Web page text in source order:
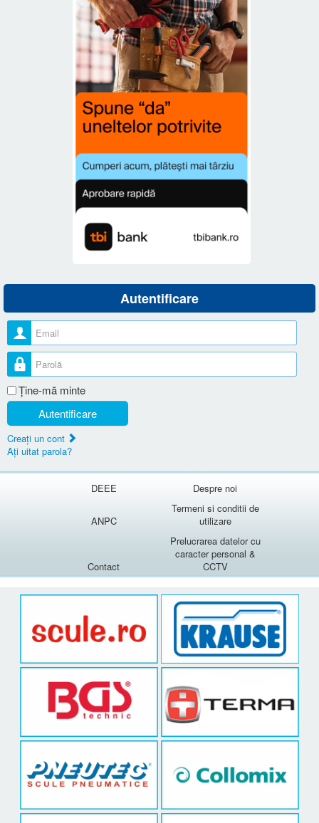
Autentificare
Nume utilizator
Parolă
Ţine-mă minte
Autentificare
Creaţi un cont
Aţi uitat parola?
DEEE Despre noi
ANPC
Termeni si conditii de
utilizare
Contact
Prelucrarea datelor cu
caracter personal &
CCTV